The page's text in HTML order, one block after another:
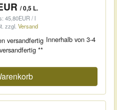
/ 0,5 L.
45,80EUR / l
zzgl. Versand
Innerhalb von 3-4
**